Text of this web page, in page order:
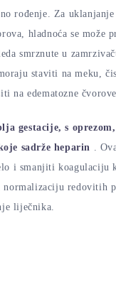
rođenje. Za uklanjanje
hladnoća se može
smrznute u
staviti na meku,
na edematozne
gestacije, s
sadrže heparin .
i smanjiti koagulaciju
redovitih
liječnika.